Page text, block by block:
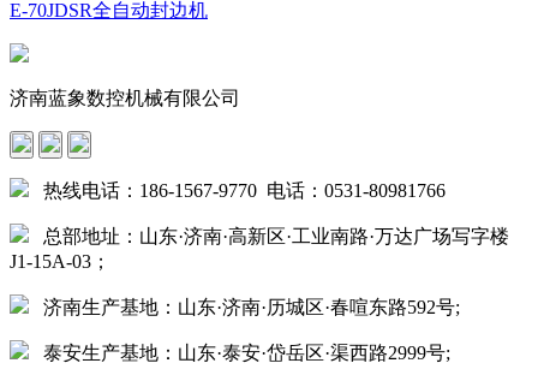
E-70JDSR全自动封边机
济南蓝象数控机械有限公司
热线电话：186-1567-9770 电话：0531-80981766
总部地址：山东·济南·高新区·工业南路·万达广场写字楼
J1-15A-03；
济南生产基地：山东·济南·历城区·春喧东路592号;
泰安生产基地：山东·泰安·岱岳区·渠西路2999号;